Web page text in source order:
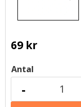
69kr
Antal
-